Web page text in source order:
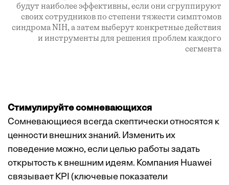
будут наиболее эффективны, если они сгруппируют
своих сотрудников по степени тяжести симптомов
синдрома NIH, а затем выберут конкретные действия
и инструменты для решения проблем каждого
сегмента
Стимулируйте сомневающихся
Сомневающиеся всегда скептически относятся к
ценности внешних знаний. Изменить их
поведение можно, если целью работы задать
открытость к внешним идеям. Компания Huawei
связывает KPI (ключевые показатели